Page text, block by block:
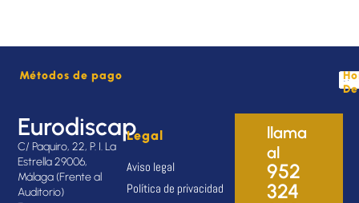
Métodos de pago
Eurodiscap
C/ Paquiro, 22, P. I. La
Estrella 29006,
Málaga (Frente al
Auditorio)
Legal
Aviso legal
Política de privacidad
llama
al
952
324